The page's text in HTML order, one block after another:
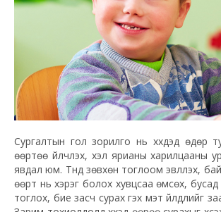
Сургалтын гол зорилго нь хүүхдэд өдөр
өөртөө үйлчлэх, хэл ярианы харилцааны
явдал юм. Түүнд зөвхөн тоглоом эвлүүлэх,
өөрт нь хэрэг болох хувцсаа өмсөх, бусад
тоглох, бие засч сурах гэх мэт үйлдлийг